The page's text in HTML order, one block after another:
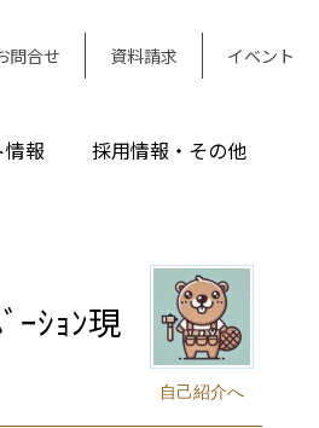
問合せ 資料請求 イベント
情報 採用情報・その他
自己紹介へ
ｰｼｮﾝ現